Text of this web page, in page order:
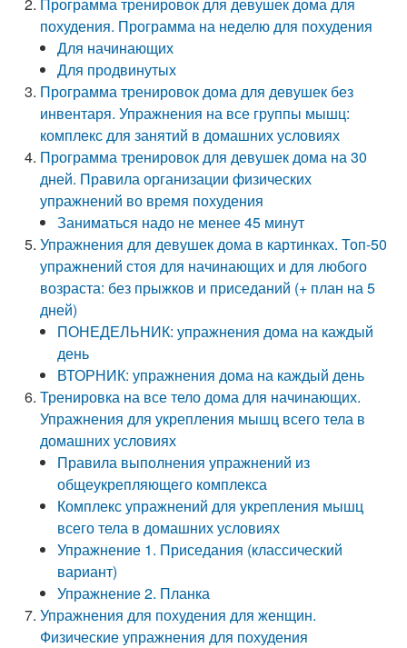
похудения. Программа на неделю для похудения
Для начинающих
Для продвинутых
Программа тренировок дома для девушек без
инвентаря. Упражнения на все группы мышц:
комплекс для занятий в домашних условиях
Программа тренировок для девушек дома на 30
дней. Правила организации физических
упражнений во время похудения
Заниматься надо не менее 45 минут
Упражнения для девушек дома в картинках. Топ-50
упражнений стоя для начинающих и для любого
возраста: без прыжков и приседаний (+ план на 5
дней)
ПОНЕДЕЛЬНИК: упражнения дома на каждый
день
ВТОРНИК: упражнения дома на каждый день
Тренировка на все тело дома для начинающих.
Упражнения для укрепления мышц всего тела в
домашних условиях
Правила выполнения упражнений из
общеукрепляющего комплекса
Комплекс упражнений для укрепления мышц
всего тела в домашних условиях
Упражнение 1. Приседания (классический
вариант)
Упражнение 2. Планка
Упражнения для похудения для женщин.
Физические упражнения для похудения